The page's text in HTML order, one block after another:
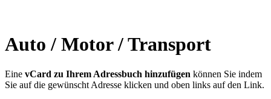
Auto / Motor / Transport
Eine vCard zu Ihrem Adressbuch hinzufügen können Sie indem
Sie auf die gewünscht Adresse klicken und oben links auf den Link.